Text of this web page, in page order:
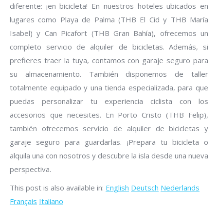
diferente: ¡en bicicleta! En nuestros hoteles ubicados en
lugares como Playa de Palma (THB El Cid y THB María
Isabel) y Can Picafort (THB Gran Bahía), ofrecemos un
completo servicio de alquiler de bicicletas. Además, si
prefieres traer la tuya, contamos con garaje seguro para
su almacenamiento. También disponemos de taller
totalmente equipado y una tienda especializada, para que
puedas personalizar tu experiencia ciclista con los
accesorios que necesites. En Porto Cristo (THB Felip),
también ofrecemos servicio de alquiler de bicicletas y
garaje seguro para guardarlas. ¡Prepara tu bicicleta o
alquila una con nosotros y descubre la isla desde una nueva
perspectiva.
This post is also available in: English Deutsch Nederlands
Français Italiano